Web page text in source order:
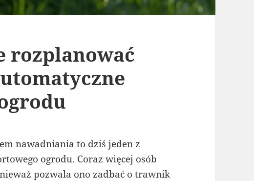
rozplanować
nawadniania to dziś jeden z
ogrodu. Coraz więcej osób
pozwala ono zadbać o trawnik